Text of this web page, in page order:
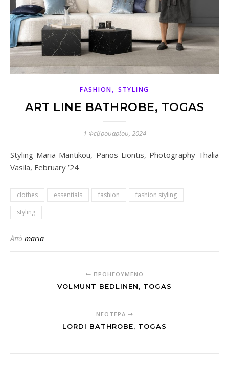
FASHION, STYLING
ART LINE BATHROBE, TOGAS
1 Φεβρουαρίου, 2024
Styling Maria Mantikou, Panos Liontis, Photography Thalia
Vasila, February ’24
clothes essentials fashion
fashion styling
styling
Από maria
ΠΡΟΗΓΟΎΜΕΝΟ
VOLMUNT BEDLINEN, TOGAS
ΝΕΌΤΕΡΑ
LORDI BATHROBE, TOGAS